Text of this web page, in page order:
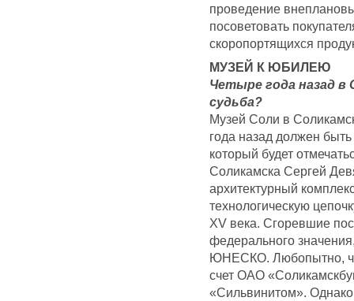
проведение
посоветовать
скоропортящихся
МУЗЕЙ К ЮБИЛЕЮ
Четыре года назад в
судьба?
Музей Соли в
года назад должен
который будет
Соликамска Сергей
архитектурный
технологическую
XV века. Сгоревшие
федерального
ЮНЕСКО. Любопытно,
счет ОАО
«Сильвинитом».